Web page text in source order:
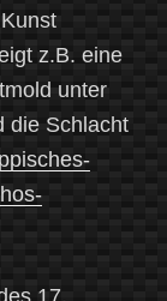
z.B. eine
unter
die Schlacht